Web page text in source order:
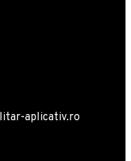
aplicativ.ro